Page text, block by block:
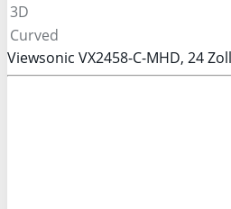
3D
Curved
Viewsonic VX2458-C-MHD, 24